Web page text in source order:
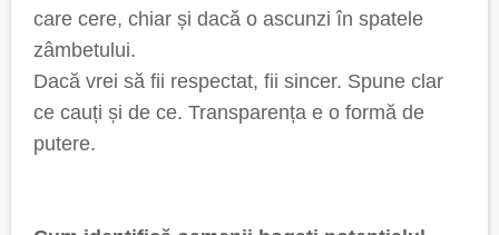
care cere, chiar și dacă o ascunzi în spatele
zâmbetului.
Dacă vrei să fii respectat, fii sincer. Spune clar
ce cauți și de ce. Transparența e o formă de
putere.